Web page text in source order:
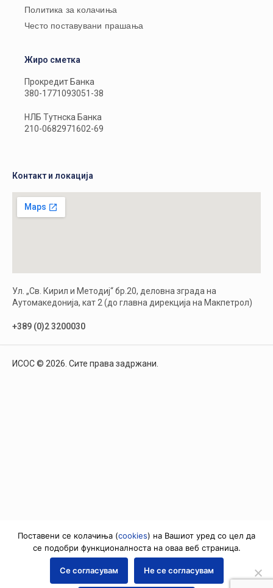
Политика за колачиња
Често поставувани прашања
Жиро сметка
Прокредит Банка
380-1771093051-38
НЛБ Тутнска Банка
210-0682971602-69
Контакт и локација
Ул. „Св. Кирил и Методиј“ бр.20, деловна зграда на
Аутомакедонија, кат 2 (до главна дирекција на Макпетрол)
+389 (0)2 3200030
ИСОС © 2026. Сите права задржани.
Поставени се колачиња (cookies) на Вашиот уред со цел да
се подобри функционалноста на оваа веб страница.
Се согласувам Не се согласувам